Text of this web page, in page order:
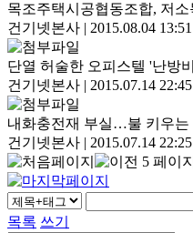
목조주택시공협동조합, 저
건기넷본사 | 2015.08.04 13:51
단열 허술한 오피스텔 '난방
건기넷본사 | 2015.07.14 22:45
내화충전재 부실…불 키우는
건기넷본사 | 2015.07.14 22:25
목록 쓰기